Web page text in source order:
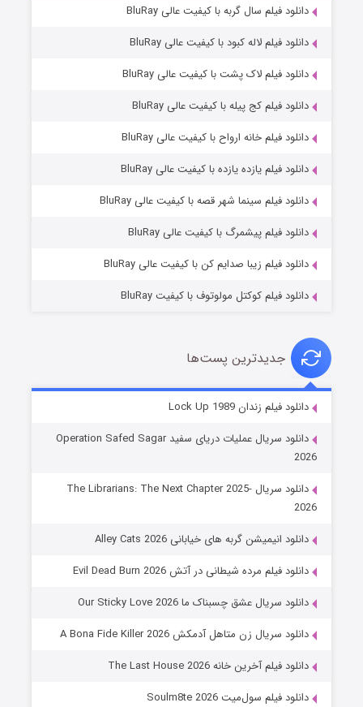
قسمت۶ (زیرنویس) منتشر شد
شوهر
عملیات آپارتمان
قسمت۲ (زیرنویس) منتشر شد
دانلود فیلم سال گربه با کیفیت عالی BluRay
دانلود فیلم لاله کبود با کیفیت عالی BluRay
دانلود فیلم لاک پشت با کیفیت عالی BluRay
دانلود فیلم کج‌ پیله با کیفیت عالی BluRay
دانلود فیلم خانه ارواح با کیفیت عالی BluRay
دانلود فیلم یازده یازده با کیفیت عالی BluRay
دانلود فیلم سینما شهر قصه با کیفیت عالی BluRay
دانلود فیلم پیشمرگ با کیفیت عالی BluRay
دانلود فیلم زیبا صدایم کن با کیفیت عالی BluRay
دانلود فیلم کوکتل مولوتوف با کیفیت BluRay
جدیدترین پست‌ها
دانلود فیلم زندان Lock Up 1989
دانلود سریال عملیات دریای سفید Operation Safed Sagar
2026
دانلود سریال The Librarians: The Next Chapter 2025-
2026
دانلود انیمیشن گربه های خیابانی Alley Cats 2026
دانلود فیلم مرده شیطانی در آتش Evil Dead Burn 2026
دانلود سریال عشق چسبناک ما Our Sticky Love 2026
دانلود سریال زن متاهل آدمکش A Bona Fide Killer 2026
دانلود فیلم آخرین خانه The Last House 2026
دانلود فیلم سول‌میت Soulm8te 2026